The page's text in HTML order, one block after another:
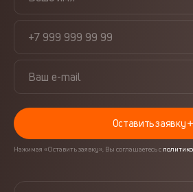
Оставить заявку
Нажимая «Оставить заявку», Вы соглашаетесь с